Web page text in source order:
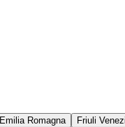
Emilia Romagna Friuli